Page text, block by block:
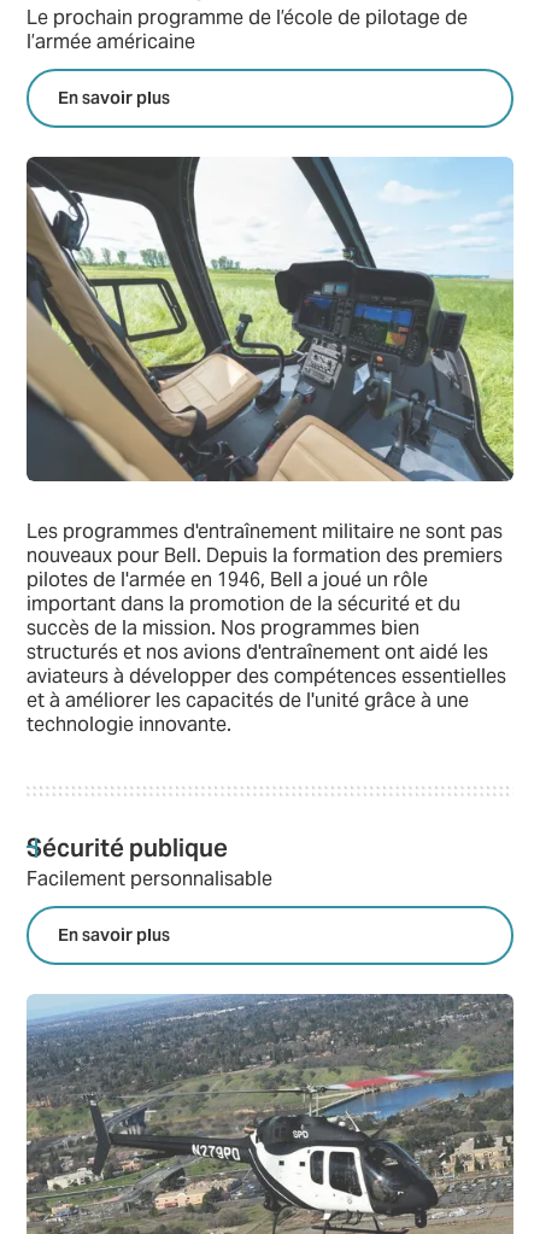
Le prochain programme de l’école de pilotage de
l’armée américaine
En savoir plus
Les programmes d'entraînement militaire ne sont pas
nouveaux pour Bell. Depuis la formation des premiers
pilotes de l'armée en 1946, Bell a joué un rôle
important dans la promotion de la sécurité et du
succès de la mission. Nos programmes bien
structurés et nos avions d'entraînement ont aidé les
aviateurs à développer des compétences essentielles
et à améliorer les capacités de l'unité grâce à une
technologie innovante.
Sécurité publique
Facilement personnalisable
En savoir plus